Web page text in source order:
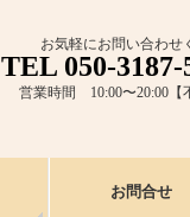
お気軽にお問い合わせ
TEL 050-3187-
営業時間 10:00〜20:00【
お問合せ